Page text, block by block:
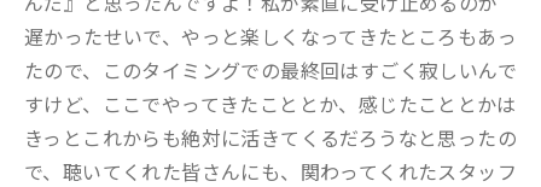
遅かったせいで、やっと楽しくなってきたところもあっ
たので、このタイミングでの最終回はすごく寂しいんで
すけど、ここでやってきたこととか、感じたこととかは
きっとこれからも絶対に活きてくるだろうなと思ったの
で、聴いてくれた皆さんにも、関わってくれたスタッフ